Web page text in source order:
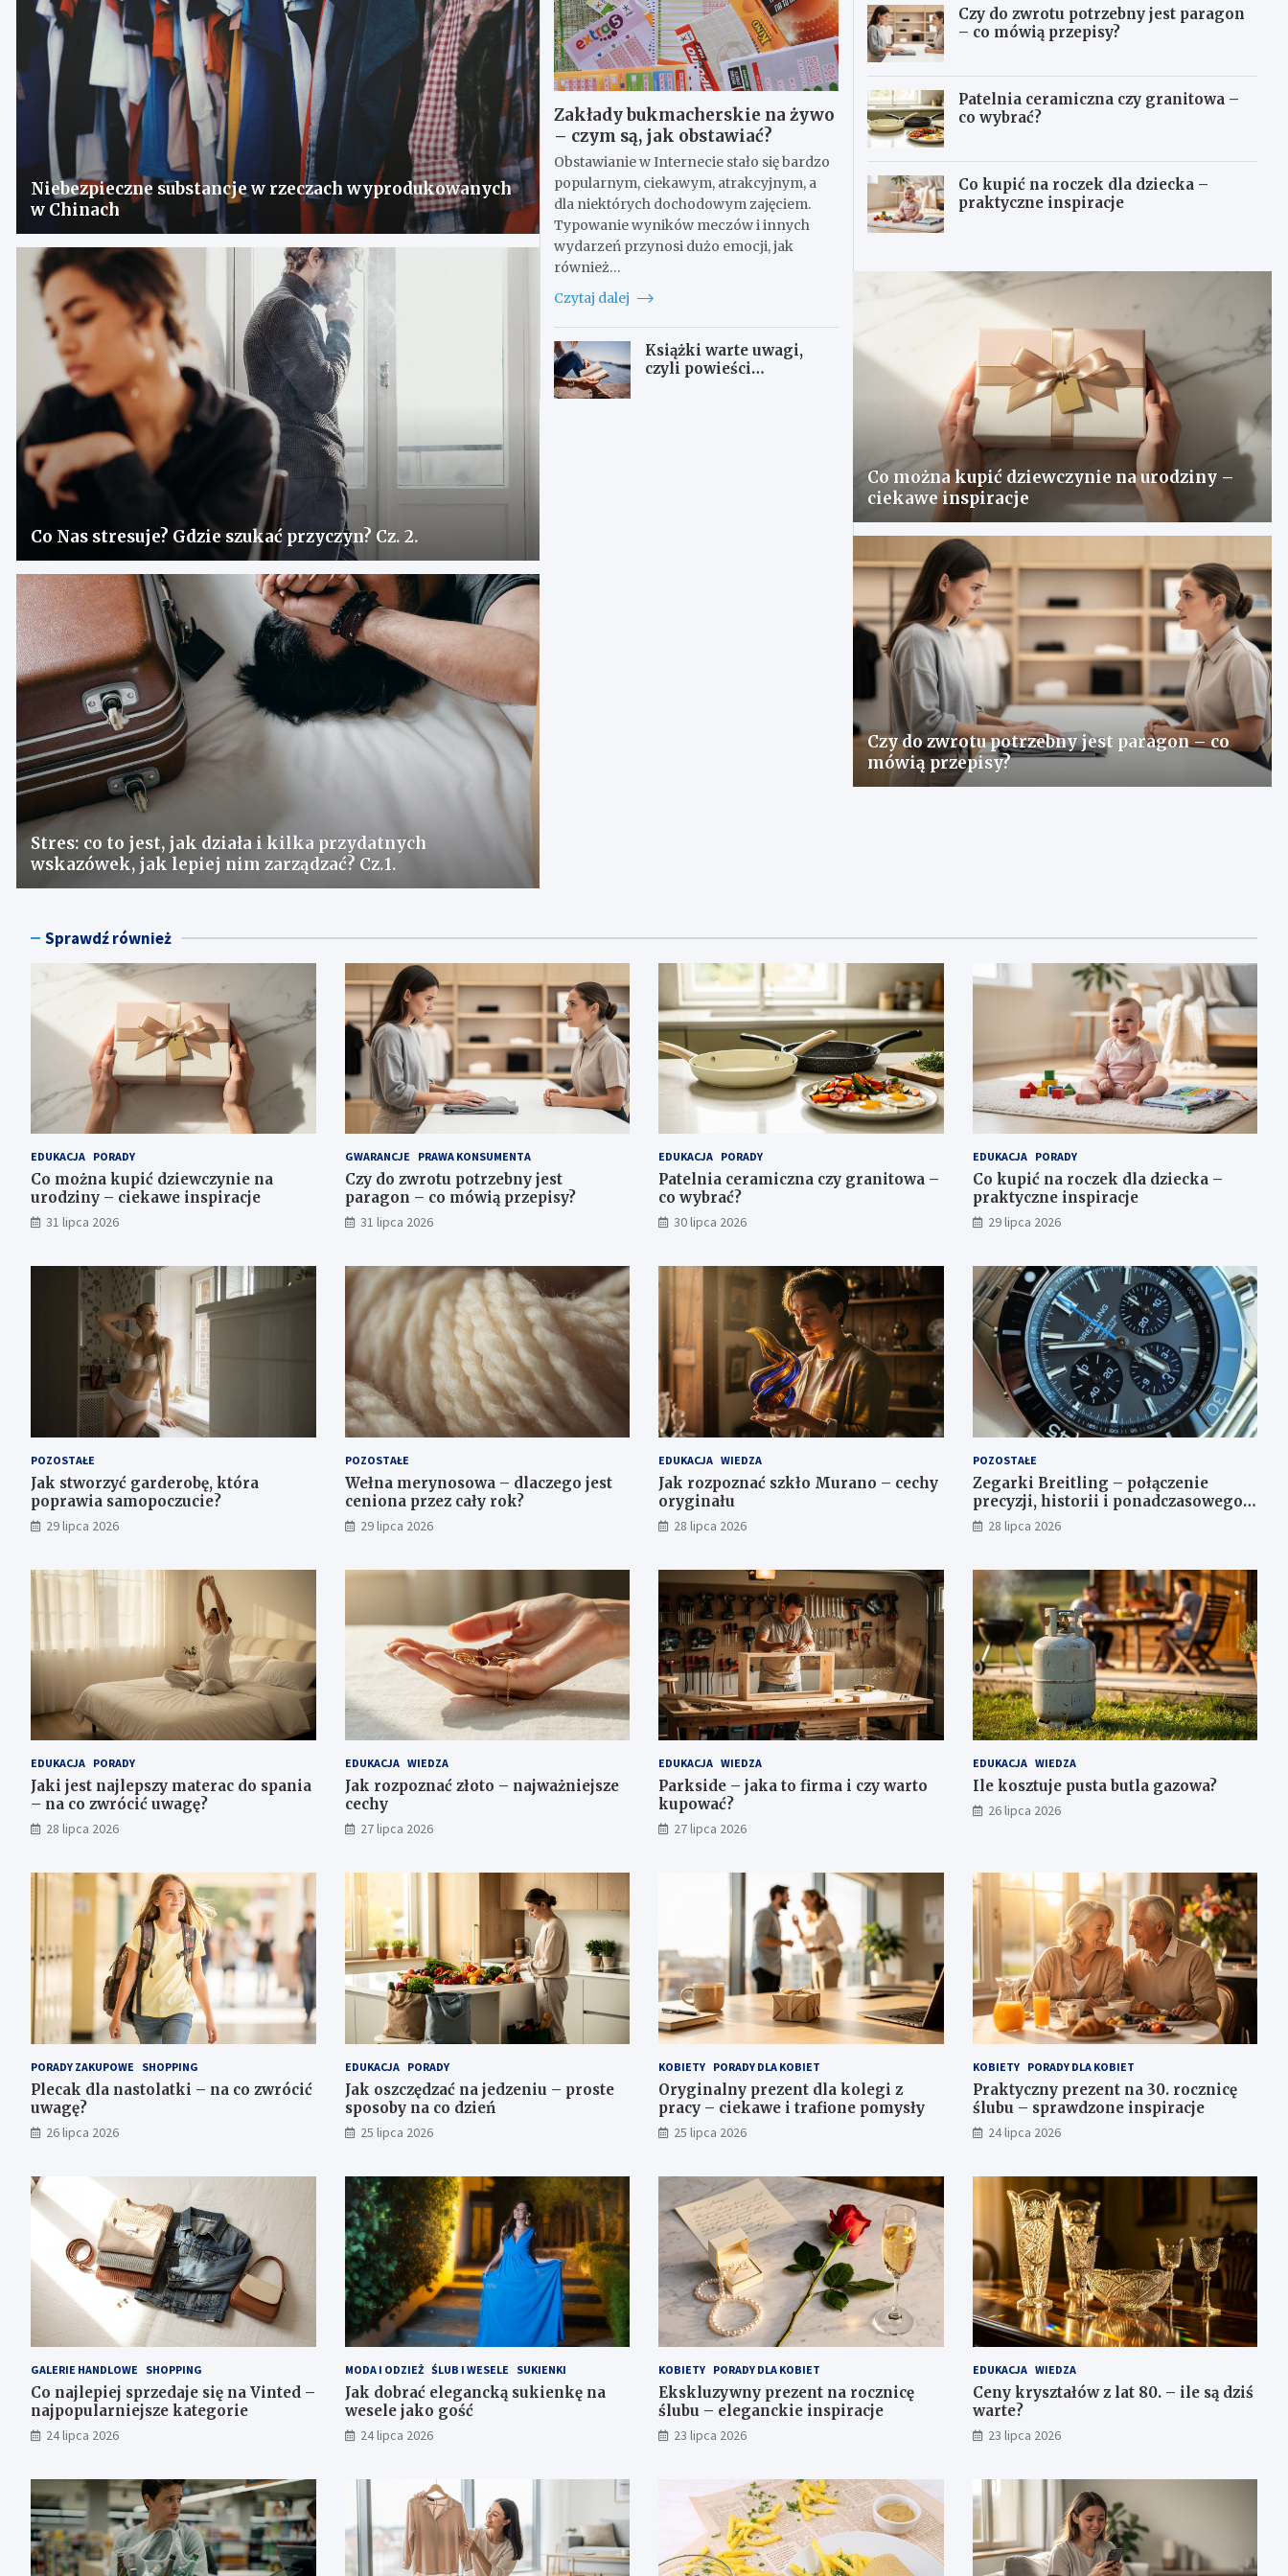
Niebezpieczne substancje w rzeczach wyprodukowanych
w Chinach
Co Nas stresuje? Gdzie szukać przyczyn? Cz. 2.
Stres: co to jest, jak działa i kilka przydatnych
wskazówek, jak lepiej nim zarządzać? Cz.1.
Zakłady bukmacherskie na żywo
– czym są, jak obstawiać?
Obstawianie w Internecie stało się bardzo
popularnym, ciekawym, atrakcyjnym, a
dla niektórych dochodowym zajęciem.
Typowanie wyników meczów i innych
wydarzeń przynosi dużo emocji, jak
również…
Czytaj dalej
Książki warte uwagi,
czyli powieści
Czy do zwrotu potrzebny jest paragon
– co mówią przepisy?
Patelnia ceramiczna czy granitowa –
co wybrać?
Co kupić na roczek dla dziecka –
praktyczne inspiracje
Co można kupić dziewczynie na urodziny –
ciekawe inspiracje
Czy do zwrotu potrzebny jest paragon – co
mówią przepisy?
Sprawdź również
EDUKACJA PORADY
Co można kupić dziewczynie na
urodziny – ciekawe inspiracje
31 lipca 2026
GWARANCJE PRAWA KONSUMENTA
Czy do zwrotu potrzebny jest
paragon – co mówią przepisy?
31 lipca 2026
EDUKACJA PORADY
Patelnia ceramiczna czy granitowa –
co wybrać?
30 lipca 2026
EDUKACJA PORADY
Co kupić na roczek dla dziecka –
praktyczne inspiracje
29 lipca 2026
POZOSTAŁE
Jak stworzyć garderobę, która
poprawia samopoczucie?
29 lipca 2026
POZOSTAŁE
Wełna merynosowa – dlaczego jest
ceniona przez cały rok?
29 lipca 2026
EDUKACJA WIEDZA
Jak rozpoznać szkło Murano – cechy
oryginału
28 lipca 2026
POZOSTAŁE
Zegarki Breitling – połączenie
precyzji, historii i ponadczasowego
stylu28 lipca 2026
EDUKACJA PORADY
Jaki jest najlepszy materac do spania
– na co zwrócić uwagę?
28 lipca 2026
EDUKACJA WIEDZA
Jak rozpoznać złoto – najważniejsze
cechy
27 lipca 2026
EDUKACJA WIEDZA
Parkside – jaka to firma i czy warto
kupować?
27 lipca 2026
EDUKACJA WIEDZA
Ile kosztuje pusta butla gazowa?
26 lipca 2026
PORADY ZAKUPOWE SHOPPING
Plecak dla nastolatki – na co zwrócić
uwagę?
26 lipca 2026
EDUKACJA PORADY
Jak oszczędzać na jedzeniu – proste
sposoby na co dzień
25 lipca 2026
KOBIETY PORADY DLA KOBIET
Oryginalny prezent dla kolegi z
pracy – ciekawe i trafione pomysły
25 lipca 2026
KOBIETY PORADY DLA KOBIET
Praktyczny prezent na 30. rocznicę
ślubu – sprawdzone inspiracje
24 lipca 2026
GALERIE HANDLOWE SHOPPING
Co najlepiej sprzedaje się na Vinted –
najpopularniejsze kategorie
24 lipca 2026
MODA I ODZIEŻ ŚLUB I WESELE SUKIENKI
Jak dobrać elegancką sukienkę na
wesele jako gość
24 lipca 2026
KOBIETY PORADY DLA KOBIET
Ekskluzywny prezent na rocznicę
ślubu – eleganckie inspiracje
23 lipca 2026
EDUKACJA WIEDZA
Ceny kryształów z lat 80. – ile są dziś
warte?
23 lipca 2026